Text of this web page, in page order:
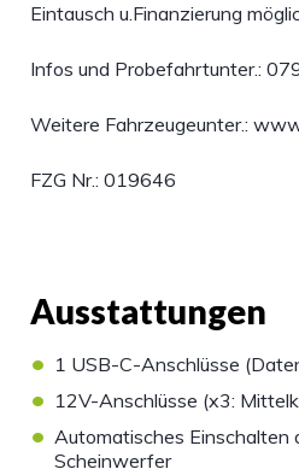
Eintausch u.Finanzierung
Infos und Probefahrtunter.:
Weitere Fahrzeugeunter.:
FZG Nr.: 019646
Ausstattungen
• 1 USB-C-Anschlüsse
• 12V-Anschlüsse (x3:
• Automatisches Einschalten
Scheinwerfer